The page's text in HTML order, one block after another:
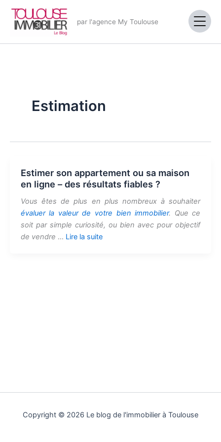
contenu
par l'agence My Toulouse
Estimation
Estimer son appartement ou sa maison
en ligne – des résultats fiables ?
Vous êtes de plus en plus nombreux à souhaiter
évaluer la valeur de votre bien immobilier. Que ce
soit par simple curiosité, ou bien avec pour objectif
de vendre … Lire la suite
Copyright © 2026 Le blog de l'immobilier à Toulouse